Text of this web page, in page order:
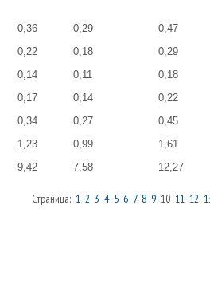
0,36 0,29
0,47
0,22 0,18
0,29
0,14 0,11
0,18
0,17 0,14
0,22
0,34 0,27
0,45
1,23 0,99
1,61
9,42 7,58 12,27
Страница: 1 2 3 4 5 6 7 8 9 10 11 12